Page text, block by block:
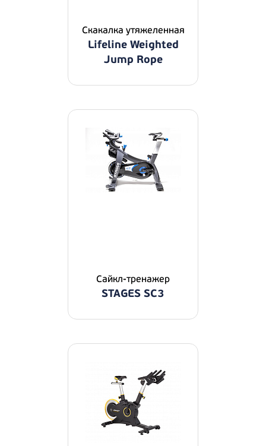
Скакалка утяжеленная
Lifeline Weighted
Jump Rope
Сайкл-тренажер
STAGES SC3